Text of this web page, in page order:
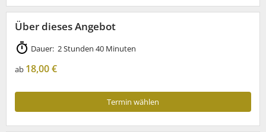
Über dieses Angebot
Dauer: 2 Stunden 40 Minuten
ab 18,00 €
Termin wählen